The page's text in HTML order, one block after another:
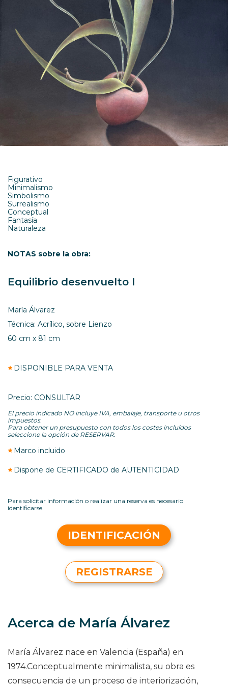
Figurativo
Minimalismo
Simbolismo
Surrealismo
Conceptual
Fantasía
Naturaleza
NOTAS sobre la obra:
Equilibrio desenvuelto I
María Álvarez
Técnica: Acrílico, sobre Lienzo
60 cm x 81 cm
DISPONIBLE PARA VENTA
Precio: CONSULTAR
El precio indicado NO incluye IVA, embalaje, transporte u otros
impuestos.
Para obtener un presupuesto con todos los costes incluídos
seleccione la opción de RESERVAR.
Marco incluido
Dispone de CERTIFICADO de AUTENTICIDAD
Para solicitar información o realizar una reserva es necesario
identificarse.
IDENTIFICACIÓN
REGISTRARSE
Acerca de María Álvarez
María Álvarez nace en Valencia (España) en
1974.Conceptualmente minimalista, su obra es
consecuencia de un proceso de interiorización,